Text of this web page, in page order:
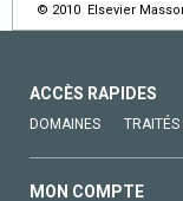
© 2010 Elsevier
ACCÈS RAPIDES
DOMAINES TRAITÉS
MON COMPTE